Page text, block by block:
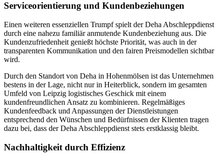
Serviceorientierung und Kundenbeziehungen
Einen weiteren essenziellen Trumpf spielt der Deha Abschleppdienst
durch eine nahezu familiär anmutende Kundenbeziehung aus. Die
Kundenzufriedenheit genießt höchste Priorität, was auch in der
transparenten Kommunikation und den fairen Preismodellen sichtbar
wird.
Durch den Standort von Deha in Hohenmölsen ist das Unternehmen
bestens in der Lage, nicht nur in Heiterblick, sondern im gesamten
Umfeld von Leipzig logistisches Geschick mit einem
kundenfreundlichen Ansatz zu kombinieren. Regelmäßiges
Kundenfeedback und Anpassungen der Dienstleistungen
entsprechend den Wünschen und Bedürfnissen der Klienten tragen
dazu bei, dass der Deha Abschleppdienst stets erstklassig bleibt.
Nachhaltigkeit durch Effizienz